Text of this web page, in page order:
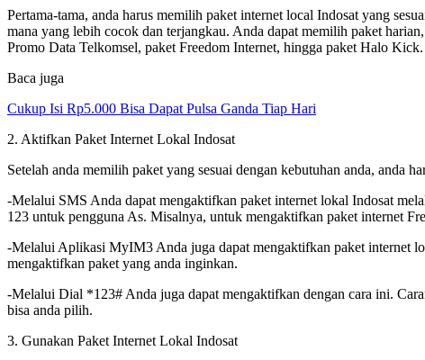
Pertama-tama, anda harus memilih paket internet local Indosat yang
mana yang lebih cocok dan terjangkau. Anda dapat memilih paket
Promo Data Telkomsel, paket Freedom Internet, hingga paket Halo Kick.
Baca juga
Cukup Isi Rp5.000 Bisa Dapat Pulsa Ganda Tiap Hari
2. Aktifkan Paket Internet Lokal Indosat
Setelah anda memilih paket yang sesuai dengan kebutuhan anda, anda
-Melalui SMS Anda dapat mengaktifkan paket internet lokal Indosat
123 untuk pengguna As. Misalnya, untuk mengaktifkan paket internet
-Melalui Aplikasi MyIM3 Anda juga dapat mengaktifkan paket internet
mengaktifkan paket yang anda inginkan.
-Melalui Dial *123# Anda juga dapat mengaktifkan dengan cara ini.
bisa anda pilih.
3. Gunakan Paket Internet Lokal Indosat